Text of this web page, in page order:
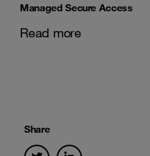
Managed Secure Access
Read more
Share